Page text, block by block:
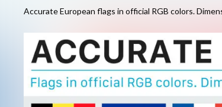
Accurate European flags in official RGB colors.